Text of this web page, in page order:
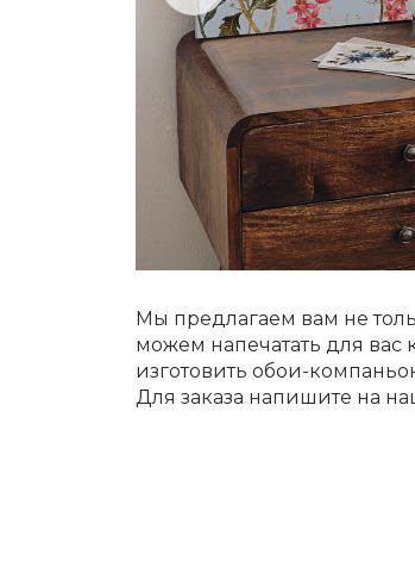
Мы предлагаем вам не
можем напечатать для вас
изготовить обои-
Для заказа напишите на